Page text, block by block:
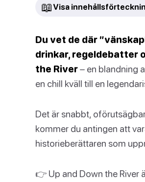
📖 Visa
Du vet de där
drinkar, regeldebatter
the River– en blandning
en chill kväll till en
Det är snabbt,
kommer du antingen att
historieberättaren som
👉 Up and Down the River